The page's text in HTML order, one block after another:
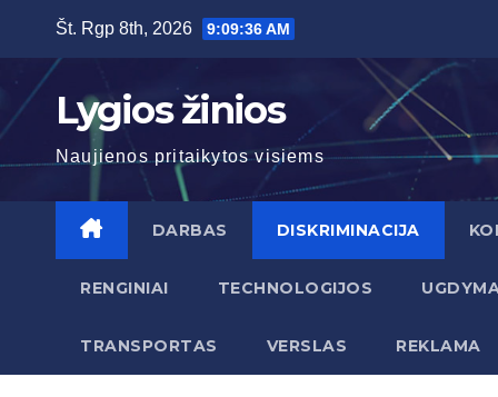
content
Št. Rgp 8th, 2026 9:09:37 AM
Lygios žinios
Naujienos pritaikytos visiems
DARBAS DISKRIMINACIJA
RENGINIAI TECHNOLOGIJOS
TRANSPORTAS VERSLAS REKLAMA